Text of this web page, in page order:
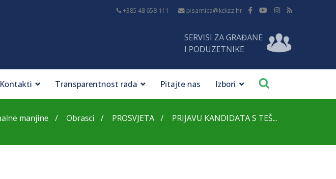
+385 48 658 111 pisarnica@kckzz.hr
SERVISI ZA GRAĐANE
I PODUZETNIKE
Kontakti Transparentnost rada Pitajte nas Izbori
manjine Obrasci PROSVJETA PRIJAVU KANDIDATA S TEŠ...